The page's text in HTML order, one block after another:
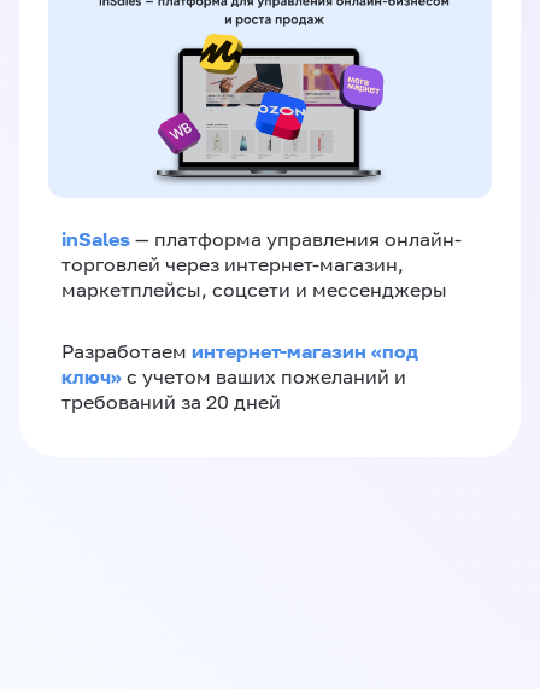
inSales — платформа управления онлайн-
торговлей через интернет-магазин,
маркетплейсы, соцсети и мессенджеры
Разработаем интернет-магазин «‎под
ключ»‎ с учетом ваших пожеланий и
требований за 20 дней